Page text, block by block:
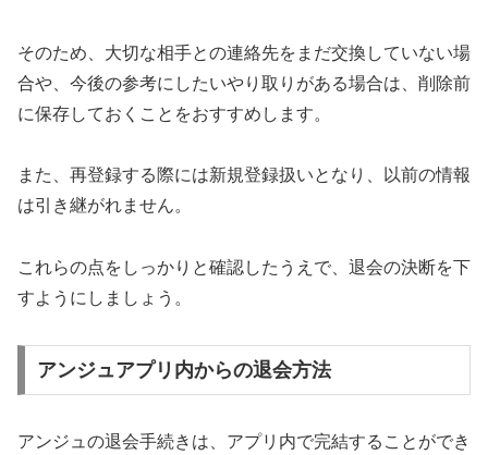
そのため、大切な相手との連絡先をまだ交換していない場
合や、今後の参考にしたいやり取りがある場合は、削除前
に保存しておくことをおすすめします。
また、再登録する際には新規登録扱いとなり、以前の情報
は引き継がれません。
これらの点をしっかりと確認したうえで、退会の決断を下
すようにしましょう。
アンジュアプリ内からの退会方法
アンジュの退会手続きは、アプリ内で完結することができ